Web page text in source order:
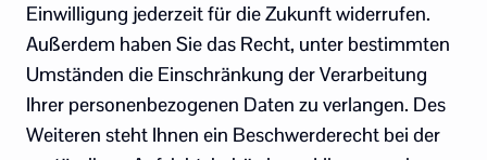
Einwilligung jederzeit für die Zukunft widerrufen.
Außerdem haben Sie das Recht, unter bestimmten
Umständen die Einschränkung der Verarbeitung
Ihrer personenbezogenen Daten zu verlangen. Des
Weiteren steht Ihnen ein Beschwerderecht bei der